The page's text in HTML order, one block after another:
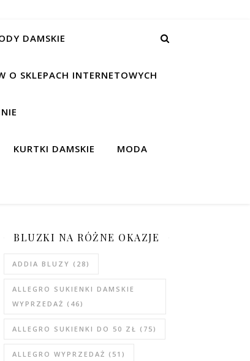
DAMSKIE
O SKLEPACH INTERNETOWYCH
KURTKI DAMSKIE MODA
BLUZKI NA RÓŻNE OKAZJE
ADDIA BLUZY (28)
ALLEGRO SUKIENKI DAMSKIE
WYPRZEDAŻ (46)
ALLEGRO SUKIENKI DO 50 ZŁ (75)
ALLEGRO WYPRZEDAŻ (51)